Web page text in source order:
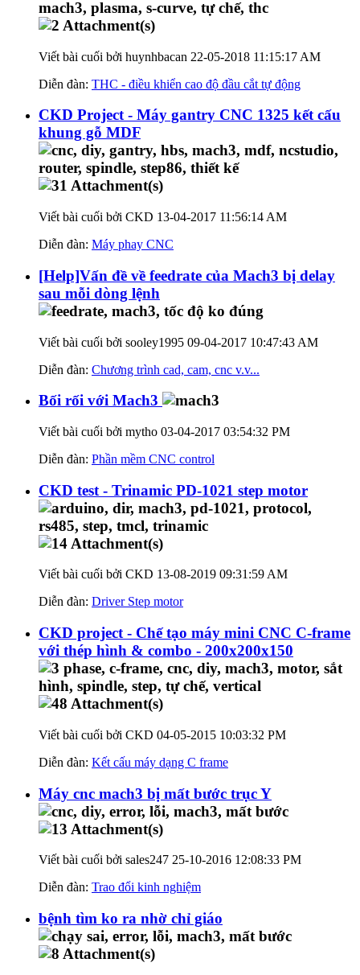
Viết bài cuối bởi huynhbacan 22-05-2018 11:15:17 AM
Diễn đàn: THC - điều khiển cao độ đầu cắt tự động
CKD Project - Máy gantry CNC 1325 kết cấu
khung gỗ MDF
Viết bài cuối bởi CKD 13-04-2017 11:56:14 AM
Diễn đàn: Máy phay CNC
[Help]Vấn đề về feedrate của Mach3 bị delay
sau mỗi dòng lệnh
Viết bài cuối bởi sooley1995 09-04-2017 10:47:43 AM
Diễn đàn: Chương trình cad, cam, cnc v.v...
Bối rối với Mach3
Viết bài cuối bởi mytho 03-04-2017 03:54:32 PM
Diễn đàn: Phần mềm CNC control
CKD test - Trinamic PD-1021 step motor
Viết bài cuối bởi CKD 13-08-2019 09:31:59 AM
Diễn đàn: Driver Step motor
CKD project - Chế tạo máy mini CNC C-frame
với thép hình & combo - 200x200x150
Viết bài cuối bởi CKD 04-05-2015 10:03:32 PM
Diễn đàn: Kết cấu máy dạng C frame
Máy cnc mach3 bị mất bước trục Y
Viết bài cuối bởi sales247 25-10-2016 12:08:33 PM
Diễn đàn: Trao đổi kinh nghiệm
bệnh tìm ko ra nhờ chỉ giáo